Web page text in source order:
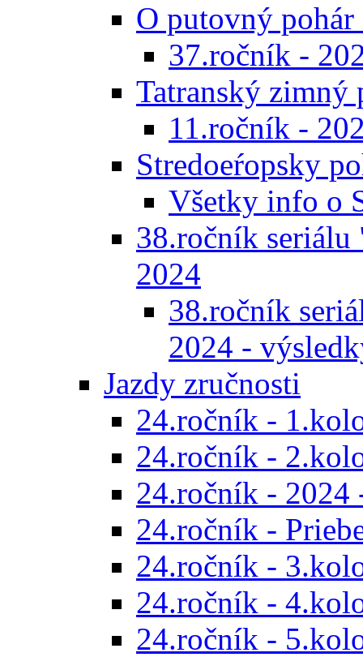
O putovný
37.ročník -
Tatranský zimný
11.ročník -
Stredoeŕopsky
Všetky info o
38.ročník
2024
38.ročník
2024 -
Jazdy zručnosti
24.ročník -
24.ročník -
24.ročník - 2024
24.ročník -
24.ročník -
24.ročník -
24.ročník -